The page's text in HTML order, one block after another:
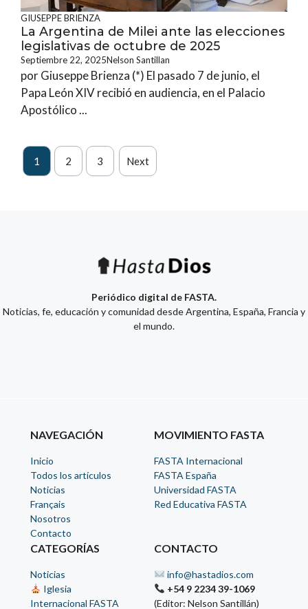
GIUSEPPE BRIENZA
La Argentina de Milei ante las elecciones
legislativas de octubre de 2025
Septiembre 22, 2025Nelson Santillan
por Giuseppe Brienza (*) El pasado 7 de junio, el
Papa León XIV recibió en audiencia, en el Palacio
Apostólico ...
1 2 3 Next
Periódico digital de FASTA.
Noticias, fe, educación y comunidad desde Argentina, España, Francia y
el mundo.
NAVEGACIÓN
Inicio
Todos los artículos
Noticias
Français
Nosotros
Contacto
MOVIMIENTO FASTA
FASTA Internacional
FASTA España
Universidad FASTA
Red Educativa FASTA
CATEGORÍAS
Noticias
Iglesia
Internacional FASTA
CONTACTO
info@hastadios.com
+54 9 2234 39-1069
(Editor: Nelson Santillán)